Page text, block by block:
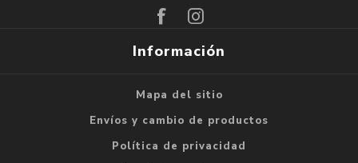
Información
Mapa del sitio
Envíos y cambio de productos
Política de privacidad